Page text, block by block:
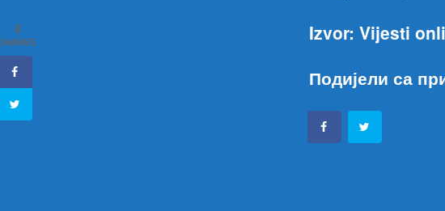
Izvor: Vijesti
Подијели са
0
SHARES